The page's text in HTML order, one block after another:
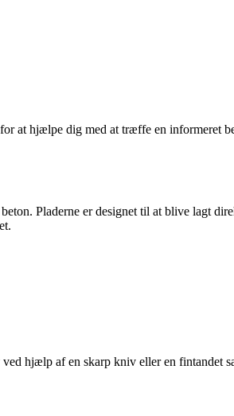
at hjælpe dig med at træffe en informeret
Pladerne er designet til at blive lagt
hjælp af en skarp kniv eller en fintandet